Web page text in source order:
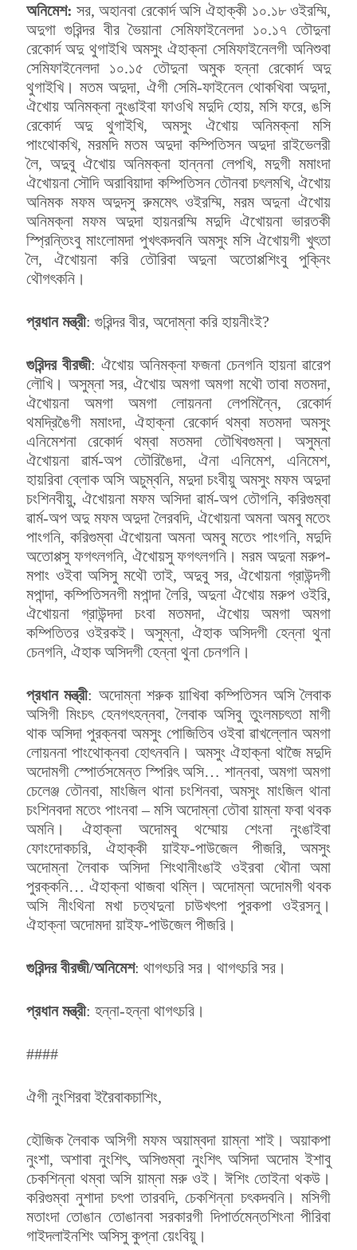
অনিমেশ: সর, অহানবা রেকোর্দ অসি ঐহাক্কী ১০.১৮ ওইরম্মি,
অদুগা গুরিন্দর বীর ভৈয়ানা সেমিফাইনেলদা ১০.১৭ তৌদুনা
রেকোর্দ অদু থুগাইখি অমসুং ঐহাক্না সেমিফাইনেলগী অনিশুবা
সেমিফাইনেলদা ১০.১৫ তৌদুনা অমুক হন্না রেকোর্দ অদু
থুগাইখি। মতম অদুদা, ঐগী সেমি-ফাইনেল থোকখিবা অদুদা,
ঐখোয় অনিমক্না নুংঙাইবা ফাওখি মদুদি হোয়, মসি ফরে, ঙসি
রেকোর্দ অদু থুগাইখি, অমসুং ঐখোয় অনিমক্না মসি
পাংথোকখি, মরমদি মতম অদুদা কম্পিতিসন অদুদা রাইভেলরী
লৈ, অদুবু ঐখোয় অনিমক্না হান্ননা লেপখি, মদুগী মমাংদা
ঐখোয়না সৌদি অরাবিয়াদা কম্পিতিসন তৌনবা চৎলমখি, ঐখোয়
অনিমক মফম অদুদসু রুমমেৎ ওইরম্মি, মরম অদুনা ঐখোয়
অনিমক্না মফম অদুদা হায়নরম্মি মদুদি ঐখোয়না ভারতকী
স্প্রিন্তিংবু মাংলোমদা পুখৎকদবনি অমসুং মসি ঐখোয়গী খুৎতা
লৈ, ঐখোয়না করি তৌরিবা অদুনা অতোপ্পশিংবু পুক্নিং
থৌগৎকনি।
প্রধান মন্ত্রী: গুরিন্দর বীর, অদোম্না করি হায়নীংই?
গুরিন্দর বীরজী: ঐখোয় অনিমক্না ফজনা চেনগনি হায়না ৱারেপ
লৌখি। অসুম্না সর, ঐখোয় অমগা অমগা মথৌ তাবা মতমদা,
ঐখোয়না অমগা অমগা লোয়ননা লেপমিন্নৈ, রেকোর্দ
থমদ্রিঙৈগী মমাংদা, ঐহাক্না রেকোর্দ থম্বা মতমদা অমসুং
এনিমেশনা রেকোর্দ থম্বা মতমদা তৌখিবগুম্না। অসুম্না
ঐখোয়না ৱার্ম-অপ তৌরিঙৈদা, ঐনা এনিমেশ, এনিমেশ,
হায়রিবা ব্লোক অসি অচুম্বনি, মদুদা চংবীয়ু অমসুং মফম অদুদা
চংশিনবীয়ু, ঐখোয়না মফম অসিদা ৱার্ম-অপ তৌগনি, করিগুম্বা
ৱার্ম-অপ অদু মফম অদুদা লৈরবদি, ঐখোয়না অমনা অমবু মতেং
পাংগনি, করিগুম্বা ঐখোয়না অমনা অমবু মতেং পাংগনি, মদুদি
অতোপ্পসু ফগৎলগনি, ঐখোয়সু ফগৎলগনি। মরম অদুনা মরুপ-
মপাং ওইবা অসিসু মথৌ তাই, অদুবু সর, ঐখোয়না গ্রাউন্দগী
মপান্দা, কম্পিতিসনগী মপান্দা লৈরি, অদুনা ঐখোয় মরুপ ওইরি,
ঐখোয়না গ্রাউন্দদা চংবা মতমদা, ঐখোয় অমগা অমগা
কম্পিতিতর ওইরকই। অসুম্না, ঐহাক অসিদগী হেন্না থুনা
চেনগনি, ঐহাক অসিদগী হেন্না থুনা চেনগনি।
প্রধান মন্ত্রী: অদোম্না শরুক য়াখিবা কম্পিতিসন অসি লৈবাক
অসিগী মিংচৎ হেনগৎহন্নবা, লৈবাক অসিবু তুংলমচৎতা মাগী
থাক অসিদা পুরক্নবা অমসুং পোজিতিব ওইবা ৱাখল্লোন অমগা
লোয়ননা পাংথোক্নবা হোৎনবনি। অমসুং ঐহাক্না থাজৈ মদুদি
অদোমগী স্পোর্তসমেন্ত স্পিরিৎ অসি… শান্নবা, অমগা অমগা
চেলেঞ্জ তৌনবা, মাংজিল থানা চংশিনবা, অমসুং মাংজিল থানা
চংশিনবদা মতেং পাংনবা – মসি অদোম্না তৌবা য়াম্না ফবা থবক
অমনি। ঐহাক্না অদোমবু থম্মোয় শেংনা নুংঙাইবা
ফোংদোকচরি, ঐহাক্কী য়াইফ-পাউজেল পীজরি, অমসুং
অদোম্না লৈবাক অসিদা শিংথানীংঙাই ওইরবা থৌনা অমা
পুরক্কনি… ঐহাক্না থাজবা থম্লি। অদোম্না অদোমগী থবক
অসি নীংথিনা মখা চত্থদুনা চাউখৎপা পুরকপা ওইরসনু।
ঐহাক্না অদোমদা য়াইফ-পাউজেল পীজরি।
গুরিন্দর বীরজী/অনিমেশ: থাগৎচরি সর। থাগৎচরি সর।
প্রধান মন্ত্রী: হন্না-হন্না থাগৎচরি।
####
ঐগী নুংশিরবা ইরৈবাকচাশিং,
হৌজিক লৈবাক অসিগী মফম অয়াম্বদা য়াম্না শাই। অয়াকপা
নুংশা, অশাবা নুংশিৎ, অসিগুম্বা নুংশিৎ অসিদা অদোম ইশাবু
চেকশিন্না থম্বা অসি য়াম্না মরু ওই। ঈশিং তোইনা থকউ।
করিগুম্বা নুশাদা চৎপা তারবদি, চেকশিন্না চৎকদবনি। মসিগী
মতাংদা তোঙান তোঙানবা সরকারগী দিপার্তমেন্তশিংনা পীরিবা
গাইদলাইনশিং অসিসু কুপ্না য়েংবিয়ু।